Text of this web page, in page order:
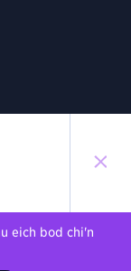
eich bod chi'n